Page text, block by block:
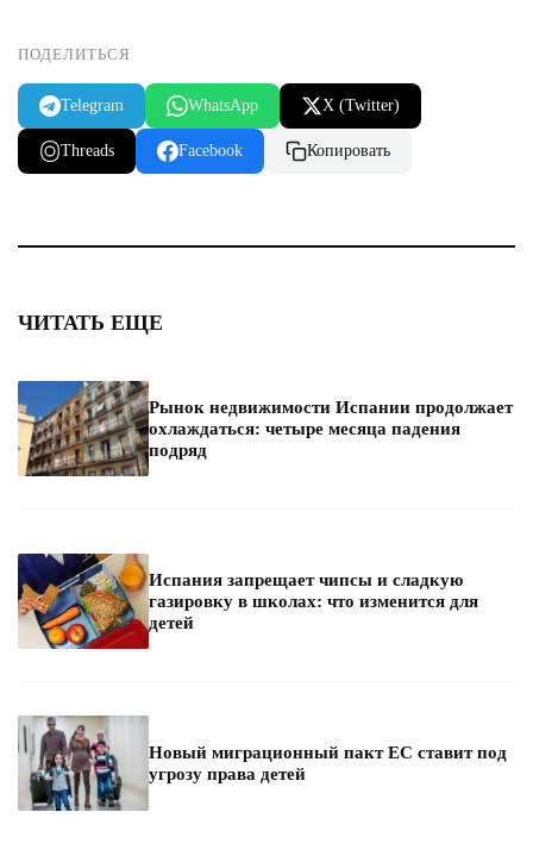
ПОДЕЛИТЬСЯ
Telegram WhatsApp X (Twitter)
Threads Facebook Копировать
ЧИТАТЬ ЕЩЕ
Рынок недвижимости Испании продолжает
охлаждаться: четыре месяца падения
подряд
Испания запрещает чипсы и сладкую
газировку в школах: что изменится для
детей
Новый миграционный пакт ЕС ставит под
угрозу права детей